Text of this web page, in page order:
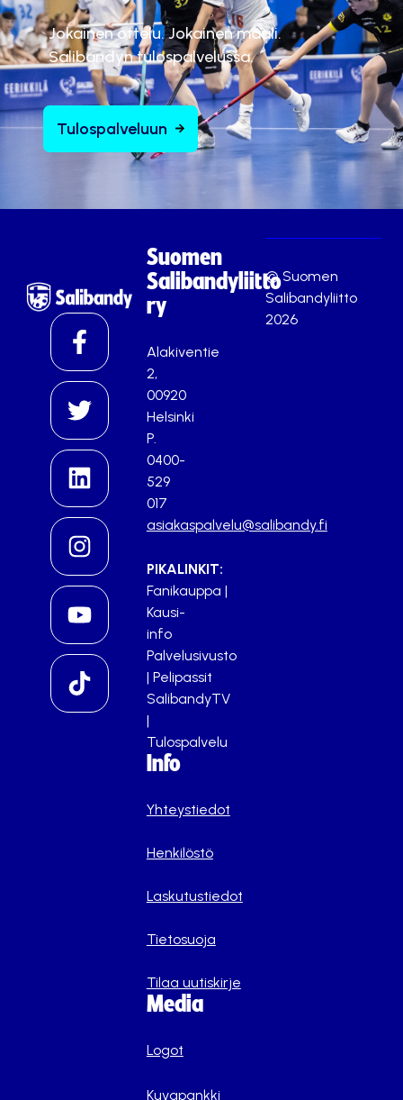
Jokainen ottelu. Jokainen maali.
Salibandyn tulospalvelussa.
Tulospalveluun
Suomen
Salibandyliitto
ry
Alakiventie
2,
00920
Helsinki
P.
0400-
529
017
asiakaspalvelu@salibandy.fi
PIKALINKIT:
Fanikauppa |
Kausi-
info
Palvelusivusto
| Pelipassit
SalibandyTV
|
Tulospalvelu
Info
Yhteystiedot
Henkilöstö
Laskutustiedot
Tietosuoja
Tilaa uutiskirje
Media
Logot
Kuvapankki
© Suomen
Salibandyliitto
2026